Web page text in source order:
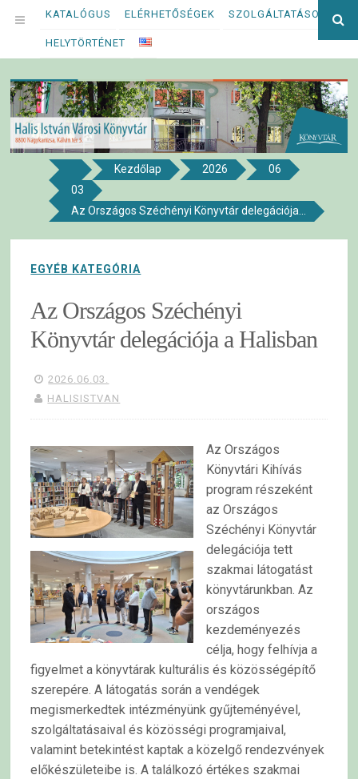
Megszakítás
OPEN
MENU
KATALÓGUS ELÉRHETŐSÉGEK SZOLGÁLTATÁSOK
HELYTÖRTÉNET
Halis István Városi Könyvtár
8800 NAGYKANIZSA, KÁLVIN TÉR 5.
Kezdőlap 2026
06
03
Az Országos Széchényi Könyvtár delegációja...
EGYÉB KATEGÓRIA
Az Országos Széchényi
Könyvtár delegációja a Halisban
2026.06.03.
HALISISTVAN
Az Országos
Könyvtári Kihívás
program részeként
az Országos
Széchényi Könyvtár
delegációja tett
szakmai látogatást
könyvtárunkban. Az
országos
kezdeményezés
célja, hogy felhívja a
figyelmet a könyvtárak kulturális és közösségépítő
szerepére. A látogatás során a vendégek
megismerkedtek intézményünk gyűjteményével,
szolgáltatásaival és közösségi programjaival,
valamint betekintést kaptak a közelgő rendezvények
előkészületeibe is.A találkozó értékes szakmai